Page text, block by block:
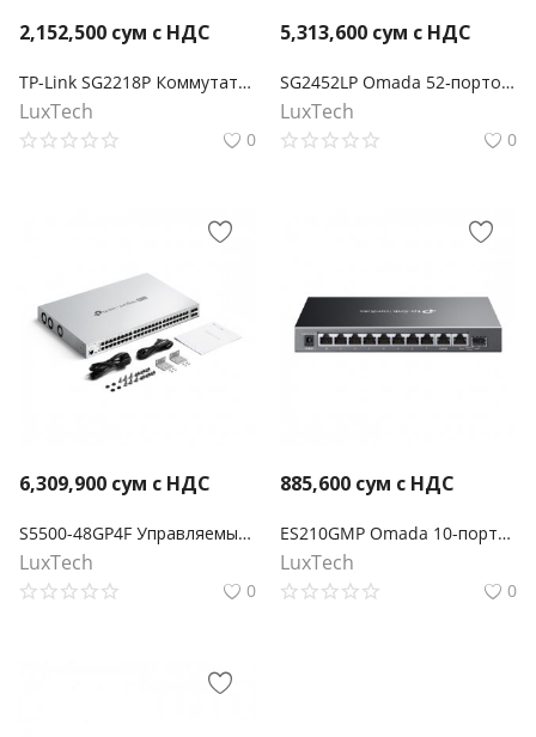
2,152,500 сум с НДС
TP-Link SG2218P Коммутатор Smart линейки Omada с 16 гигабитными портами PoE+ и 2 портами SFP
LuxTech
0
5,313,600 сум с НДС
SG2452LP Omada 52‑портовый гигабитный управляемый коммутатор Smart с 32 портами PoE+
LuxTech
0
6,309,900 сум с НДС
S5500-48GP4F Управляемый коммутатор Omada Pro 48 портов PoE+ Gigabit L2+ с 4 слотами SFP
LuxTech
0
885,600 сум с НДС
ES210GMP Omada 10-портовый гигабитный Easy Managed коммутатор с 8 портами PoE+
LuxTech
0